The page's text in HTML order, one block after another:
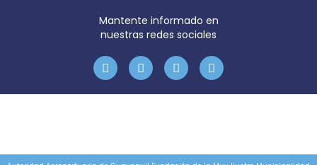
Mantente informado en
nuestras redes sociales